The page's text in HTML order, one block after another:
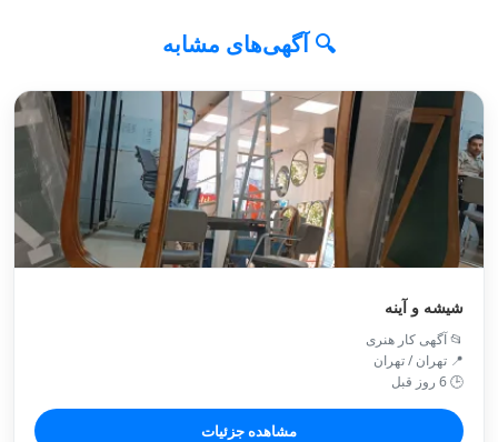
🔍 آگهی‌های مشابه
شیشه و آینه
📂 آگهی کار هنری
📍 تهران / تهران
🕒 6 روز قبل
مشاهده جزئیات